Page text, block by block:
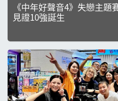
《中年好聲音4》失戀主
見證10強誕生